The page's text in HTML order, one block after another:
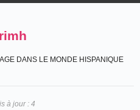
DANS LE MONDE HISPANIQUE
à jour : 4